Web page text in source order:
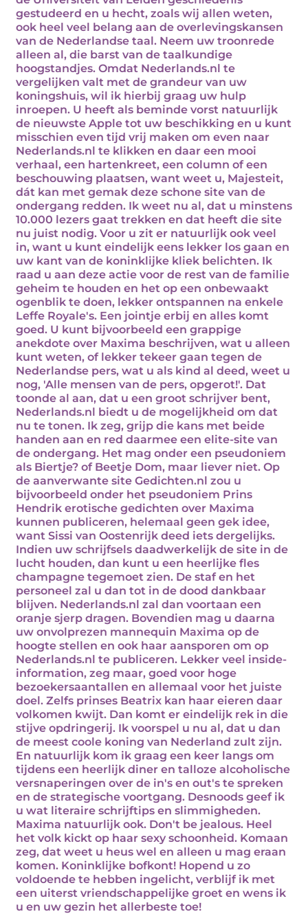
gestudeerd en u hecht, zoals wij allen weten,
ook heel veel belang aan de overlevingskansen
van de Nederlandse taal. Neem uw troonrede
alleen al, die barst van de taalkundige
hoogstandjes. Omdat Nederlands.nl te
vergelijken valt met de grandeur van uw
koningshuis, wil ik hierbij graag uw hulp
inroepen. U heeft als beminde vorst natuurlijk
de nieuwste Apple tot uw beschikking en u kunt
misschien even tijd vrij maken om even naar
Nederlands.nl te klikken en daar een mooi
verhaal, een hartenkreet, een column of een
beschouwing plaatsen, want weet u, Majesteit,
dát kan met gemak deze schone site van de
ondergang redden. Ik weet nu al, dat u minstens
10.000 lezers gaat trekken en dat heeft die site
nu juist nodig. Voor u zit er natuurlijk ook veel
in, want u kunt eindelijk eens lekker los gaan en
uw kant van de koninklijke kliek belichten. Ik
raad u aan deze actie voor de rest van de familie
geheim te houden en het op een onbewaakt
ogenblik te doen, lekker ontspannen na enkele
Leffe Royale's. Een jointje erbij en alles komt
goed. U kunt bijvoorbeeld een grappige
anekdote over Maxima beschrijven, wat u alleen
kunt weten, of lekker tekeer gaan tegen de
Nederlandse pers, wat u als kind al deed, weet u
nog, 'Alle mensen van de pers, opgerot!'. Dat
toonde al aan, dat u een groot schrijver bent,
Nederlands.nl biedt u de mogelijkheid om dat
nu te tonen. Ik zeg, grijp die kans met beide
handen aan en red daarmee een elite-site van
de ondergang. Het mag onder een pseudoniem
als Biertje? of Beetje Dom, maar liever niet. Op
de aanverwante site Gedichten.nl zou u
bijvoorbeeld onder het pseudoniem Prins
Hendrik erotische gedichten over Maxima
kunnen publiceren, helemaal geen gek idee,
want Sissi van Oostenrijk deed iets dergelijks.
Indien uw schrijfsels daadwerkelijk de site in de
lucht houden, dan kunt u een heerlijke fles
champagne tegemoet zien. De staf en het
personeel zal u dan tot in de dood dankbaar
blijven. Nederlands.nl zal dan voortaan een
oranje sjerp dragen. Bovendien mag u daarna
uw onvolprezen mannequin Maxima op de
hoogte stellen en ook haar aansporen om op
Nederlands.nl te publiceren. Lekker veel inside-
information, zeg maar, goed voor hoge
bezoekersaantallen en allemaal voor het juiste
doel. Zelfs prinses Beatrix kan haar eieren daar
volkomen kwijt. Dan komt er eindelijk rek in die
stijve opdringerij. Ik voorspel u nu al, dat u dan
de meest coole koning van Nederland zult zijn.
En natuurlijk kom ik graag een keer langs om
tijdens een heerlijk diner en talloze alcoholische
versnaperingen over de in's en out's te spreken
en de strategische voortgang. Desnoods geef ik
u wat literaire schrijftips en slimmigheden.
Maxima natuurlijk ook. Don't be jealous. Heel
het volk kickt op haar sexy schoonheid. Komaan
zeg, dat weet u heus wel en alleen u mag eraan
komen. Koninklijke bofkont! Hopend u zo
voldoende te hebben ingelicht, verblijf ik met
een uiterst vriendschappelijke groet en wens ik
u en uw gezin het allerbeste toe!